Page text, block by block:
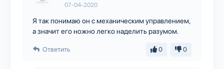
07-04-2020
Я так понимаю он с механическим управлением,
а значит его ножно легко наделить разумом.
Ответить 0 0